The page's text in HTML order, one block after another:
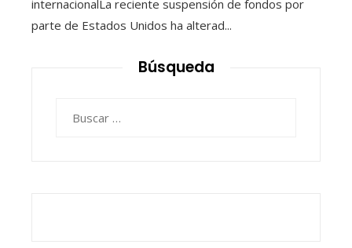
internacionalLa reciente suspensión de fondos por
parte de Estados Unidos ha alterad...
Búsqueda